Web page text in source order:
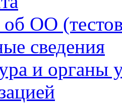
об ОО
сведения
и органы